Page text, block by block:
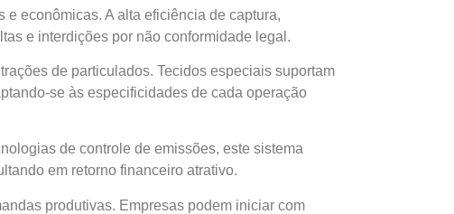
econômicas. A alta eficiência de captura,
e interdições por não conformidade legal.
de particulados. Tecidos especiais suportam
se às especificidades de cada operação
de controle de emissões, este sistema
em retorno financeiro atrativo.
produtivas. Empresas podem iniciar com